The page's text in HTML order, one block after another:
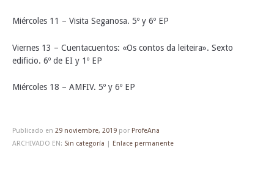
Miércoles 11 – Visita Seganosa. 5º y 6º EP
Viernes 13 – Cuentacuentos: «Os contos da leiteira». Sexto
edificio. 6º de EI y 1º EP
Miércoles 18 – AMFIV. 5º y 6º EP
Publicado en 29 noviembre, 2019 por ProfeAna
ARCHIVADO EN: Sin categoría Enlace permanente